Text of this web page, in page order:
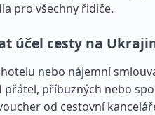
pro všechny řidiče.
účel cesty na
hotelu nebo nájemní
přátel, příbuzných nebo
od cestovní